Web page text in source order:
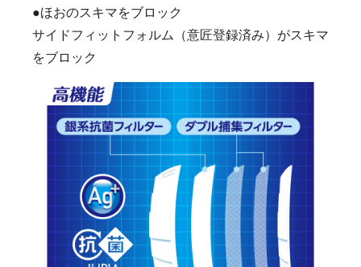
●ほおのスキマをブロック
サイドフィットフォルム（意匠登録済み）がスキマ
をブロック